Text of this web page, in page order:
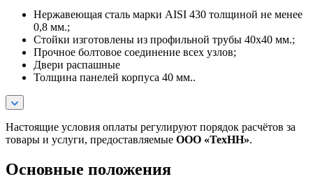
Нержавеющая сталь марки AISI 430 толщиной не менее
0,8 мм.;
Стойки изготовлены из профильной трубы 40х40 мм.;
Прочное болтовое соединение всех узлов;
Двери распашные
Толщина панелей корпуса 40 мм..
Настоящие условия оплаты регулируют порядок расчётов за
товары и услуги, предоставляемые ООО «ТехНН».
Основные положения